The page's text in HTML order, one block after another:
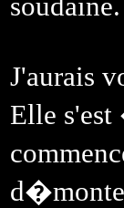
J'aurais
Elle